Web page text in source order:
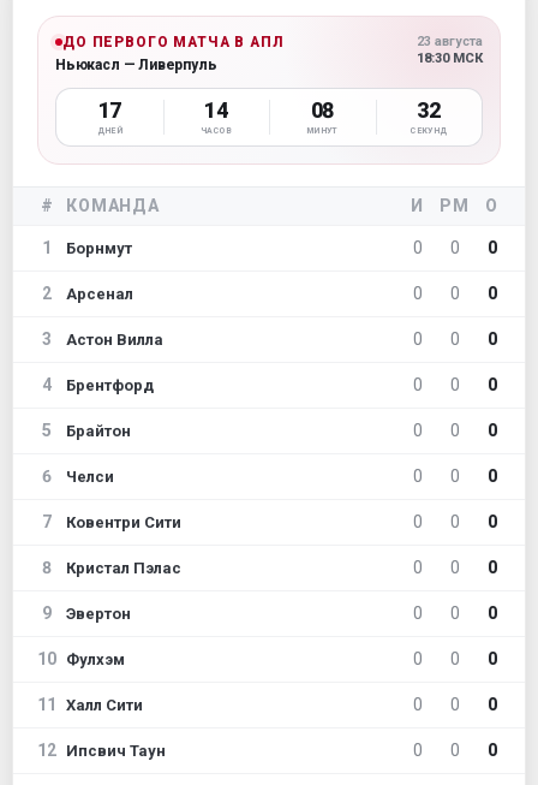
ДО ПЕРВОГО МАТЧА В АПЛ
Ньюкасл — Ливерпуль
23 августа
18:30 МСК
17
ДНЕЙ
14
ЧАСОВ
08
МИНУТ
30
СЕКУНД
# КОМАНДА И РМ О
1 Борнмут 0 0 0
2 Арсенал 0 0 0
3 Астон Вилла 0 0 0
4 Брентфорд 0 0 0
5 Брайтон 0 0 0
6 Челси 0 0 0
7 Ковентри Сити 0 0 0
8 Кристал Пэлас 0 0 0
9 Эвертон 0 0 0
10 Фулхэм 0 0 0
11 Халл Сити 0 0 0
12 Ипсвич Таун 0 0 0